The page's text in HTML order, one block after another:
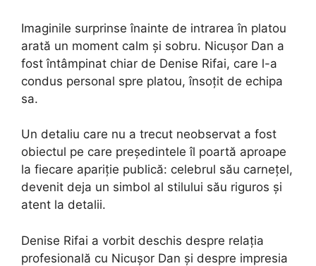
Imaginile surprinse înainte de intrarea în platou
arată un moment calm și sobru. Nicușor Dan a
fost întâmpinat chiar de Denise Rifai, care l-a
condus personal spre platou, însoțit de echipa
sa.
Un detaliu care nu a trecut neobservat a fost
obiectul pe care președintele îl poartă aproape
la fiecare apariție publică: celebrul său carnețel,
devenit deja un simbol al stilului său riguros și
atent la detalii.
Denise Rifai a vorbit deschis despre relația
profesională cu Nicușor Dan și despre impresia